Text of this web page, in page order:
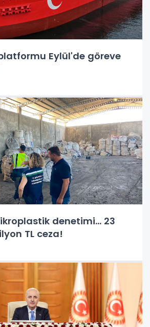
Eylül'de göreve
denetimi... 23
TL ceza!